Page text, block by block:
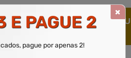
CURSO LIVRE, SOLICITOU
TAMBÉM
E PAGUE 2
pague por apenas 2!